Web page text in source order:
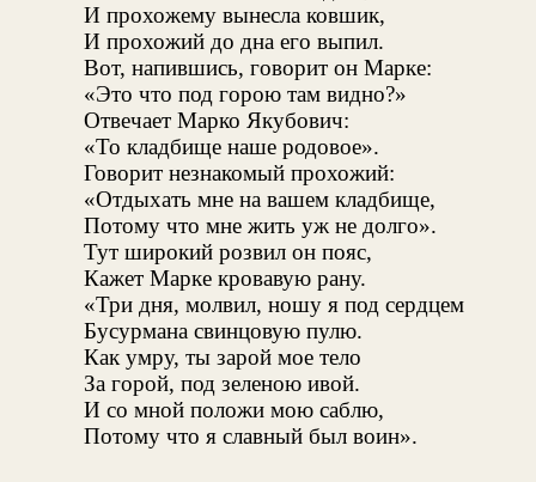
И прохожему вынесла ковшик,
И прохожий до дна его выпил.
Вот, напившись, говорит он Марке:
«Это что под горою там видно?»
Отвечает Марко Якубович:
«То кладбище наше родовое».
Говорит незнакомый прохожий:
«Отдыхать мне на вашем кладбище,
Потому что мне жить уж не долго».
Тут широкий розвил он пояс,
Кажет Марке кровавую рану.
«Три дня, молвил, ношу я под сердцем
Бусурмана свинцовую пулю.
Как умру, ты зарой мое тело
За горой, под зеленою ивой.
И со мной положи мою саблю,
Потому что я славный был воин».